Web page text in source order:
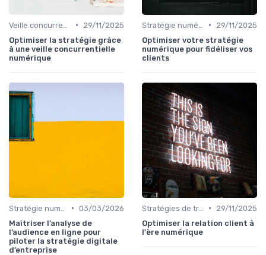
•
29/11/2025
Optimiser la stratégie grâce
à une veille concurrentielle
numérique
•
29/11/2025
Optimiser votre stratégie
numérique pour fidéliser vos
clients
• 03/03/2026
Maîtriser l’analyse de
l’audience en ligne pour
piloter la stratégie digitale
d’entreprise
•
29/11/2025
Optimiser la relation client à
l'ère numérique